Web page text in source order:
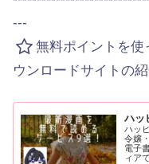
---
無料ポイントを
ウンロードサイトの
ハッ
ハッ
令嬢
電子
ィア